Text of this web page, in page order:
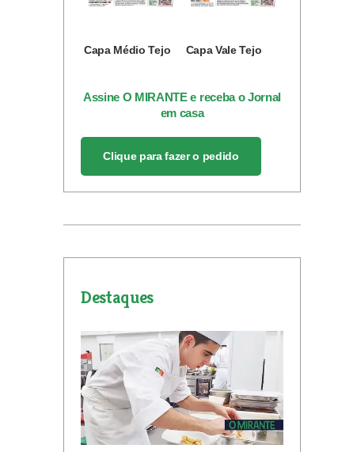
Capa Médio Tejo Capa Vale Tejo
Assine O MIRANTE e receba o Jornal
em casa
Clique para fazer o pedido
Destaques